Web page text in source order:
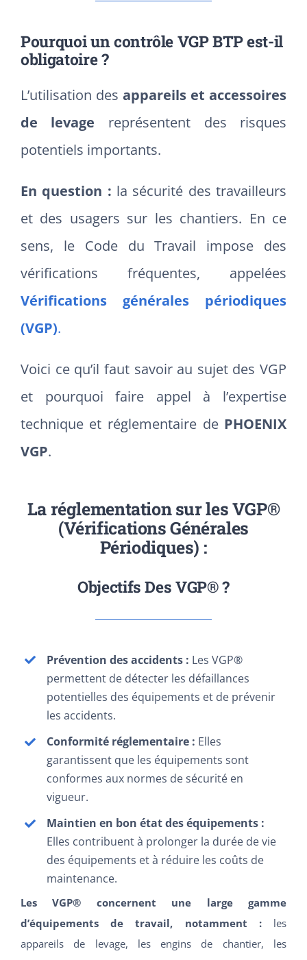
Pourquoi un contrôle VGP BTP est-il
obligatoire ?
L’utilisation des appareils et accessoires
de levage représentent des risques
potentiels importants.
En question : la sécurité des travailleurs
et des usagers sur les chantiers. En ce
sens, le Code du Travail impose des
vérifications fréquentes, appelées
Vérifications générales périodiques
(VGP).
Voici ce qu’il faut savoir au sujet des VGP
et pourquoi faire appel à l’expertise
technique et réglementaire de PHOENIX
VGP.
La réglementation sur les VGP®
(Vérifications Générales
Périodiques) :
Objectifs Des VGP® ?
Prévention des accidents : Les VGP®
permettent de détecter les défaillances
potentielles des équipements et de prévenir
les accidents.
Conformité réglementaire : Elles
garantissent que les équipements sont
conformes aux normes de sécurité en
vigueur.
Maintien en bon état des équipements :
Elles contribuent à prolonger la durée de vie
des équipements et à réduire les coûts de
maintenance.
Les VGP® concernent une large gamme
d’équipements de travail, notamment :les
appareils de levage, les engins de chantier, les